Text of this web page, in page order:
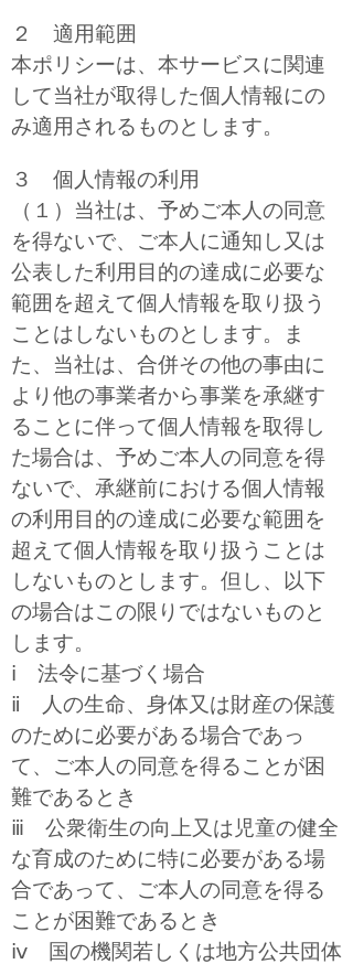
２ 適用範囲
本ポリシーは、本サービスに関連
して当社が取得した個人情報にの
み適用されるものとします。
３ 個人情報の利用
（１）当社は、予めご本人の同意
を得ないで、ご本人に通知し又は
公表した利用目的の達成に必要な
範囲を超えて個人情報を取り扱う
ことはしないものとします。ま
た、当社は、合併その他の事由に
より他の事業者から事業を承継す
ることに伴って個人情報を取得し
た場合は、予めご本人の同意を得
ないで、承継前における個人情報
の利用目的の達成に必要な範囲を
超えて個人情報を取り扱うことは
しないものとします。但し、以下
の場合はこの限りではないものと
します。
ⅰ 法令に基づく場合
ⅱ 人の生命、身体又は財産の保護
のために必要がある場合であっ
て、ご本人の同意を得ることが困
難であるとき
ⅲ 公衆衛生の向上又は児童の健全
な育成のために特に必要がある場
合であって、ご本人の同意を得る
ことが困難であるとき
ⅳ 国の機関若しくは地方公共団体